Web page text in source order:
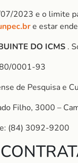
2023 e o limite
e estar
DO ICMS .
0001-93
de Pesquisa e
Filho, 3000 –
(84) 3092-9200